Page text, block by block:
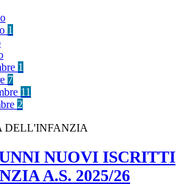
1
1
7
11
2
NUOVI ISCRITTI
A.S. 2025/26